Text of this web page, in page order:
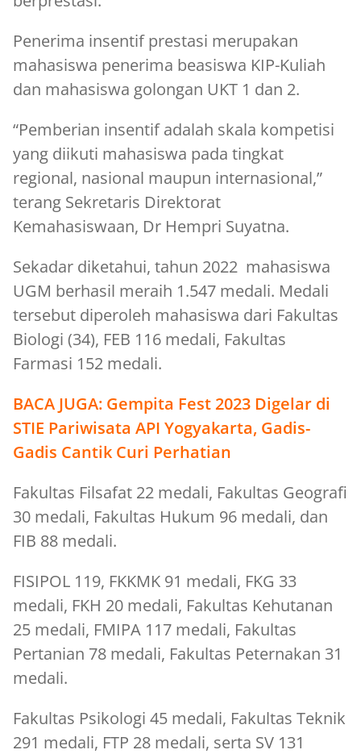
Penerima insentif prestasi merupakan
mahasiswa penerima beasiswa KIP-Kuliah
dan mahasiswa golongan UKT 1 dan 2.
“Pemberian insentif adalah skala kompetisi
yang diikuti mahasiswa pada tingkat
regional, nasional maupun internasional,”
terang Sekretaris Direktorat
Kemahasiswaan, Dr Hempri Suyatna.
Sekadar diketahui, tahun 2022 mahasiswa
UGM berhasil meraih 1.547 medali. Medali
tersebut diperoleh mahasiswa dari Fakultas
Biologi (34), FEB 116 medali, Fakultas
Farmasi 152 medali.
BACA JUGA: Gempita Fest 2023 Digelar di
STIE Pariwisata API Yogyakarta, Gadis-
Gadis Cantik Curi Perhatian
Fakultas Filsafat 22 medali, Fakultas Geografi
30 medali, Fakultas Hukum 96 medali, dan
FIB 88 medali.
FISIPOL 119, FKKMK 91 medali, FKG 33
medali, FKH 20 medali, Fakultas Kehutanan
25 medali, FMIPA 117 medali, Fakultas
Pertanian 78 medali, Fakultas Peternakan 31
medali.
Fakultas Psikologi 45 medali, Fakultas Teknik
291 medali, FTP 28 medali, serta SV 131